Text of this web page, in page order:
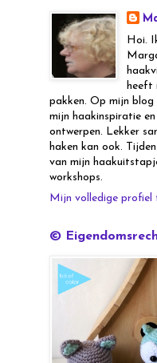
Hoi.
heeft
pakken. Op mijn blog
mijn haakinspiratie en
ontwerpen. Lekker
haken kan ook.
van mijn
workshops.
Mijn volledige profiel
©